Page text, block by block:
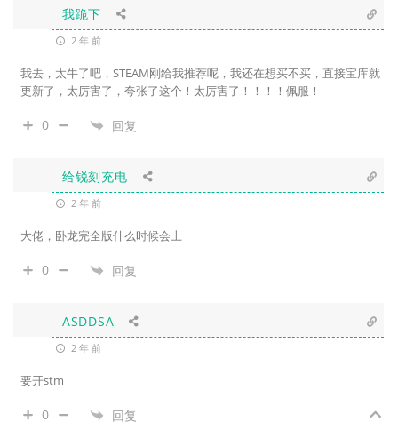
我跪下
2 年 前
我去，太牛了吧，STEAM刚给我推荐呢，我还在想买不买，直接宝库就
更新了，太厉害了，夸张了这个！太厉害了！！！！佩服！
0 回复
给锐刻充电
2 年 前
大佬，卧龙完全版什么时候会上
0 回复
ASDDSA
2 年 前
要开stm
0 回复